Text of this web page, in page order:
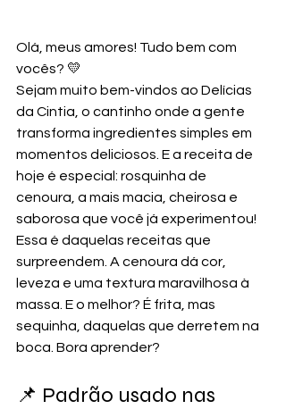
Olá, meus amores! Tudo bem com
vocês? 💛
Sejam muito bem-vindos ao Delícias
da Cintia, o cantinho onde a gente
transforma ingredientes simples em
momentos deliciosos. E a receita de
hoje é especial: rosquinha de
cenoura, a mais macia, cheirosa e
saborosa que você já experimentou!
Essa é daquelas receitas que
surpreendem. A cenoura dá cor,
leveza e uma textura maravilhosa à
massa. E o melhor? É frita, mas
sequinha, daquelas que derretem na
boca. Bora aprender?
📌 Padrão usado nas